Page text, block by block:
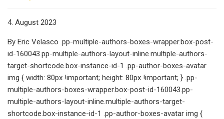
4. August 2023
By Eric Velasco .pp-multiple-authors-boxes-wrapper.box-post-
id-160043.pp-multiple-authors-layout-inline.multiple-authors-
target-shortcode.box-instance-id-1 .pp-author-boxes-avatar
img { width: 80px !important; height: 80px !important; } .pp-
multiple-authors-boxes-wrapper.box-post-id-160043.pp-
multiple-authors-layout-inline.multiple-authors-target-
shortcode.box-instance-id-1 .pp-author-boxes-avatar img {